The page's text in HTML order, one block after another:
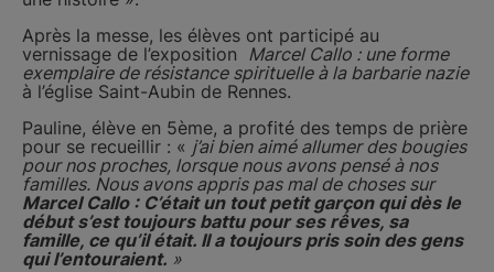
Après la messe, les élèves ont participé au
vernissage de l’exposition Marcel Callo : une forme
exemplaire de résistance spirituelle à la barbarie nazie
à l’église Saint-Aubin de Rennes.
Pauline, élève en 5ème, a profité des temps de prière
pour se recueillir : « j’ai bien aimé allumer des bougies
pour nos proches, lorsque nous avons pensé à nos
familles. Nous avons appris pas mal de choses sur
Marcel Callo : C’était un tout petit garçon qui dès le
début s’est toujours battu pour ses rêves, sa
famille, ce qu’il était. Il a toujours pris soin des gens
qui l’entouraient. »